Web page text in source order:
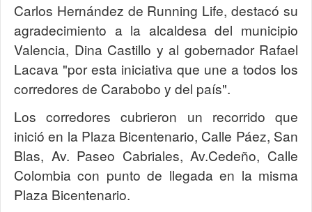
Carlos Hernández de Running Life, destacó su
agradecimiento a la alcaldesa del municipio
Valencia, Dina Castillo y al gobernador Rafael
Lacava "por esta iniciativa que une a todos los
corredores de Carabobo y del país".
Los corredores cubrieron un recorrido que
inició en la Plaza Bicentenario, Calle Páez, San
Blas, Av. Paseo Cabriales, Av.Cedeño, Calle
Colombia con punto de llegada en la misma
Plaza Bicentenario.